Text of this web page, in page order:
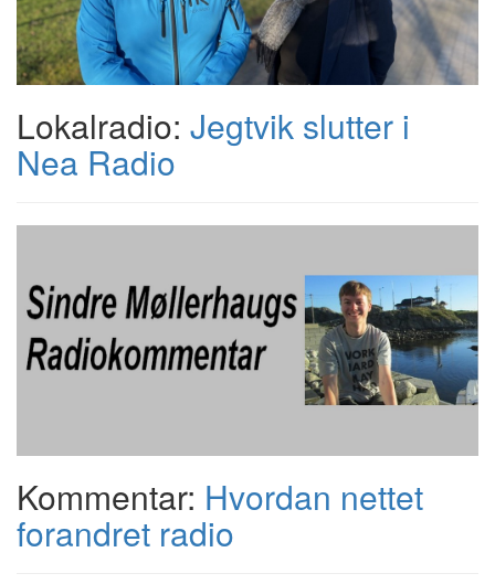
Lokalradio: Jegtvik slutter i
Nea Radio
Kommentar: Hvordan nettet
forandret radio